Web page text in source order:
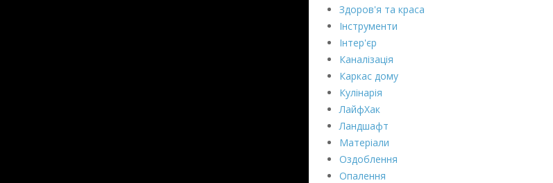
Здоров'я та краса
Інструменти
Інтер'єр
Каналізація
Каркас дому
Кулінарія
ЛайфХак
Ландшафт
Матеріали
Оздоблення
Опалення